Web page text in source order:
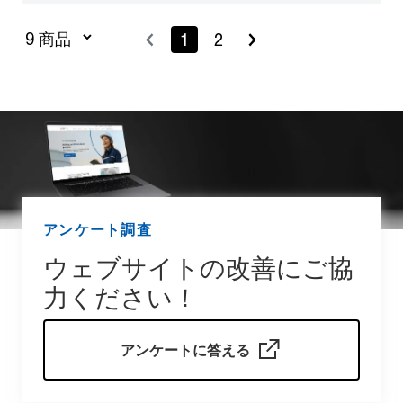
1 2
アンケート調査
ウェブサイトの改善にご協
力ください！
アンケートに答える